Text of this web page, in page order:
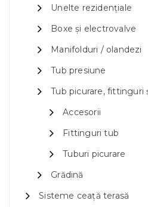
Unelte rezidențiale
Boxe și electrovalve
Manifolduri / olandezi
Tub presiune
Tub picurare, fittinguri
Accesorii
Fittinguri tub
Tuburi picurare
Grădină
Sisteme ceață terasă